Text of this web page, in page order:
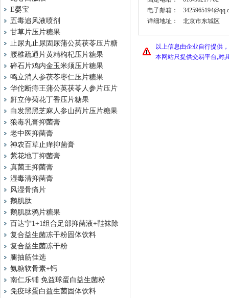
E婴宝
五毒追风液喷剂
甘草片压片糖果
止尿丸止尿固尿蒲公英茯苓压片糖
腰椎疏通片黄精枸杞压片糖果
碎石片鸡内金玉米须压片糖果
鸣立消人参茯苓枣仁压片糖果
华佗断痔王蒲公英茯苓人参片压片
鼾立停菊花丁香压片糖果
白发黑黑芝麻人参山药片压片糖果
狼毒乳膏抑菌膏
老中医抑菌膏
神农百草止痒抑菌膏
紫花地丁抑菌膏
真菌王抑菌膏
湿毒清抑菌膏
风湿骨痛片
鹅肌肽
鹅肌肽鸦片糖果
百达宁1+1组合足部抑菌液+鞋袜除
复合益生菌冻干粉固体饮料
复合益生菌冻干粉
腿抽筋佳选
氨糖软骨素+钙
南仁乐铺 免益球蛋白益生菌粉
免疫球蛋白益生菌固体饮料
电子邮箱：
详细地址：
北京市东城区
以上信息由企业自行提供
本网站只提供交易平台,对